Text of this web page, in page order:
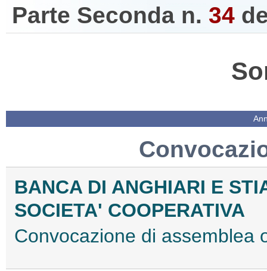
Parte Seconda n. 34
BANCA DI ANGHIARI E
SOCIETA' COOPERATIVA
Convocazione di assemblea